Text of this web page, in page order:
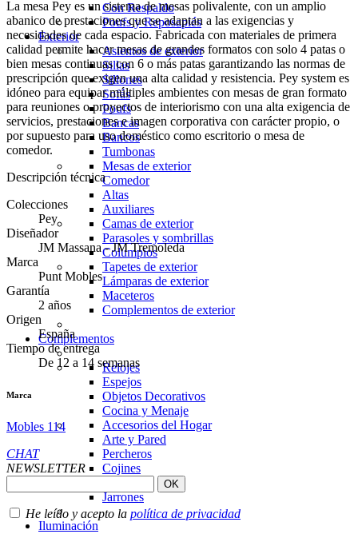
Con Respaldo
Poufs y Reposapiés
Exterior
Asientos de exterior
Sillas
Sillones
Sofás
Poufs
Bancas
Bancos
Tumbonas
Mesas de exterior
Comedor
Altas
Auxiliares
Camas de exterior
Parasoles y sombrillas
Columpios
Tapetes de exterior
Lámparas de exterior
Maceteros
Complementos de exterior
Complementos
Relojes
Espejos
Objetos Decorativos
Cocina y Menaje
Accesorios del Hogar
Arte y Pared
Percheros
Cojines
Jarrones
Iluminación
La mesa Pey es un sistema de mesas polivalente, con un amplio
abanico de prestaciones que se adaptan a las exigencias y
necesidades de cada espacio. Fabricada con materiales de primera
calidad permite hacer mesas de grandes formatos con solo 4 patas o
bien mesas continuas con 6 o más patas garantizando las normas de
prescripción que exigen una alta calidad y resistencia. Pey system es
idóneo para equipar múltiples ambientes con mesas de gran formato
para reuniones o proyectos de interiorismo con una alta exigencia de
servicios, prestaciones e imagen corporativa con carácter propio, o
por supuesto para uso doméstico como escritorio o mesa de
comedor.
Descripción técnica
Colecciones
Pey
Diseñador
JM Massana - JM Tremoleda
Marca
Punt Mobles
Garantía
2 años
Origen
España
Tiempo de entrega
De 12 a 14 semanas
Marca
Mobles 114
CHAT
NEWSLETTER
He leído y acepto la política de privacidad